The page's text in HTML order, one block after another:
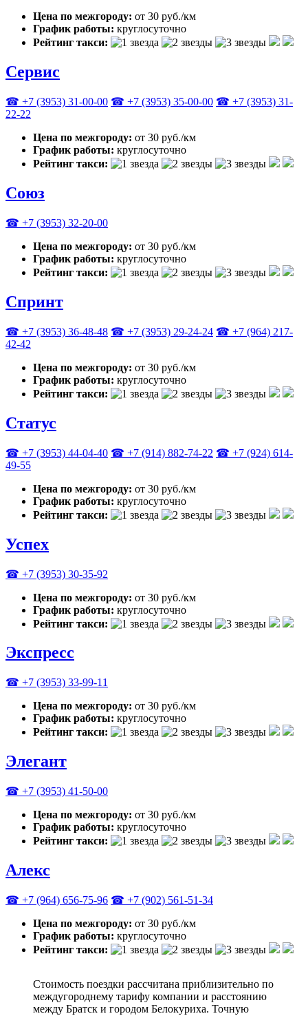
Цена по межгороду: от 30 руб./км
График работы: круглосуточно
Рейтинг такси:
Сервис
☎ +7 (3953) 31-00-00 ☎ +7 (3953) 35-00-00 ☎ +7 (3953) 31-
22-22
Цена по межгороду: от 30 руб./км
График работы: круглосуточно
Рейтинг такси:
Союз
☎ +7 (3953) 32-20-00
Цена по межгороду: от 30 руб./км
График работы: круглосуточно
Рейтинг такси:
Спринт
☎ +7 (3953) 36-48-48 ☎ +7 (3953) 29-24-24 ☎ +7 (964) 217-
42-42
Цена по межгороду: от 30 руб./км
График работы: круглосуточно
Рейтинг такси:
Статус
☎ +7 (3953) 44-04-40 ☎ +7 (914) 882-74-22 ☎ +7 (924) 614-
49-55
Цена по межгороду: от 30 руб./км
График работы: круглосуточно
Рейтинг такси:
Успех
☎ +7 (3953) 30-35-92
Цена по межгороду: от 30 руб./км
График работы: круглосуточно
Рейтинг такси:
Экспресс
☎ +7 (3953) 33-99-11
Цена по межгороду: от 30 руб./км
График работы: круглосуточно
Рейтинг такси:
Элегант
☎ +7 (3953) 41-50-00
Цена по межгороду: от 30 руб./км
График работы: круглосуточно
Рейтинг такси:
Алекс
☎ +7 (964) 656-75-96 ☎ +7 (902) 561-51-34
Цена по межгороду: от 30 руб./км
График работы: круглосуточно
Рейтинг такси:
Стоимость поездки рассчитана приблизительно по
междугороднему тарифу компании и расстоянию
между Братск и городом Белокуриха. Точную